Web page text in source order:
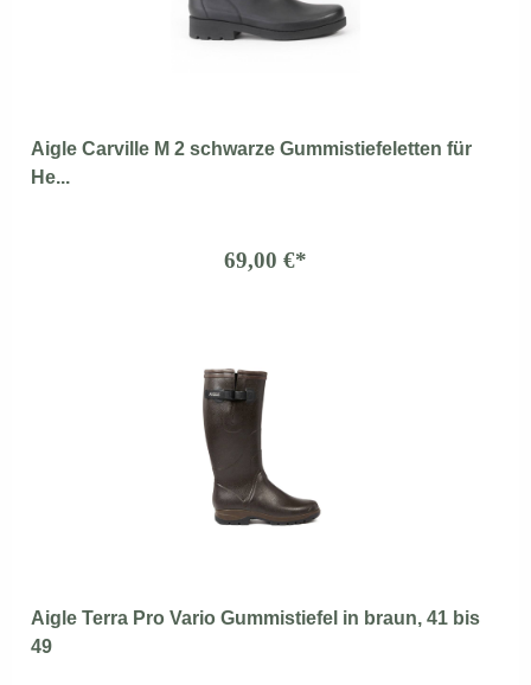
Aigle Carville M 2 schwarze Gummistiefeletten für
He...
69,00 €*
Aigle Terra Pro Vario Gummistiefel in braun, 41 bis
49